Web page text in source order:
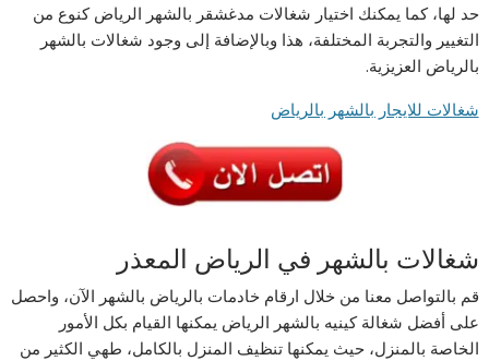
حد لها، كما يمكنك اختيار شغالات مدغشقر بالشهر الرياض كنوع من
التغيير والتجربة المختلفة، هذا وبالإضافة إلى وجود شغالات بالشهر
بالرياض العزيزية.
شغالات للايجار بالشهر بالرياض
شغالات بالشهر في الرياض المعذر
قم بالتواصل معنا من خلال ارقام خادمات بالرياض بالشهر الآن، واحصل
على أفضل شغالة كينيه بالشهر الرياض يمكنها القيام بكل الأمور
الخاصة بالمنزل، حيث يمكنها تنظيف المنزل بالكامل، طهي الكثير من